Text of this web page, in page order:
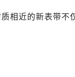
相近的新表带不